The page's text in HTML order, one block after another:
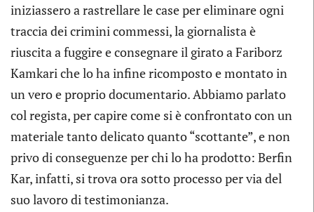
iniziassero a rastrellare le case per eliminare ogni
traccia dei crimini commessi, la giornalista è
riuscita a fuggire e consegnare il girato a Fariborz
Kamkari che lo ha infine ricomposto e montato in
un vero e proprio documentario. Abbiamo parlato
col regista, per capire come si è confrontato con un
materiale tanto delicato quanto “scottante”, e non
privo di conseguenze per chi lo ha prodotto: Berfin
Kar, infatti, si trova ora sotto processo per via del
suo lavoro di testimonianza.